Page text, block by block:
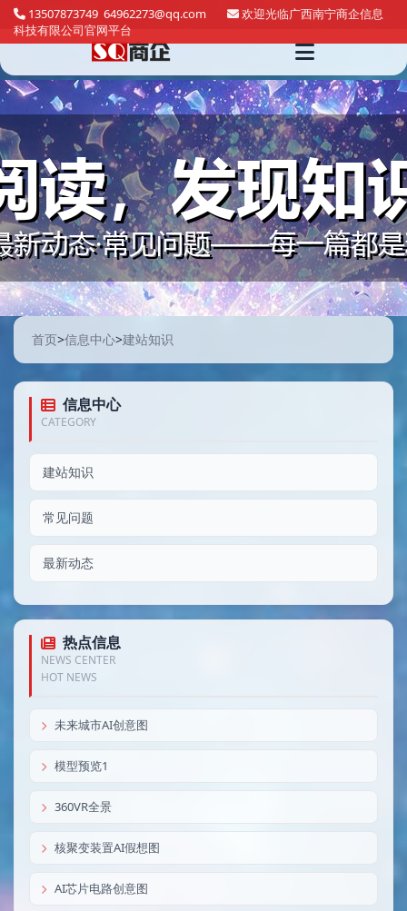
13507873749 64962273@qq.com
欢迎光临广西南宁商企信息
科技有限公司官网平台
首页>信息中心>建站知识
信息中心
CATEGORY
建站知识
常见问题
最新动态
热点信息
NEWS CENTER
HOT NEWS
未来城市AI创意图
模型预览1
360VR全景
核聚变装置AI假想图
AI芯片电路创意图